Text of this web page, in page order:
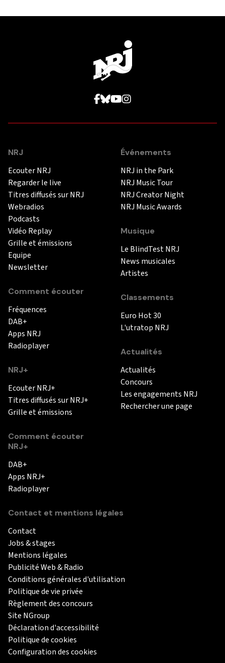
NRJ
Ecouter NRJ
Regarder le live
Titres diffusés sur NRJ
Webradios
Podcasts
Vidéo Replay
Grille et émissions
Equipe
Newsletter
Comment écouter
Fréquences
DAB+
Apps NRJ
Radioplayer
NRJ+
Ecouter NRJ+
Titres diffusés sur NRJ+
Grille et émissions
Comment écouter
NRJ+
DAB+
Apps NRJ+
Radioplayer
Événements
NRJ in the Park
NRJ Music Tour
NRJ Creator Night
NRJ Music Awards
Musique
Le BlindTest NRJ
News musicales
Artistes
Classements
Euro Hot 30
L'utratop NRJ
Actualités
Actualités
Concours
Les engagements NRJ
Rechercher une page
Contact et mentions légales
Contact
Jobs & stages
Mentions légales
Publicité Web & Radio
Conditions générales d'utilisation
Politique de vie privée
Règlement des concours
Site NGroup
Déclaration d'accessibilité
Politique de cookies
Configuration des cookies